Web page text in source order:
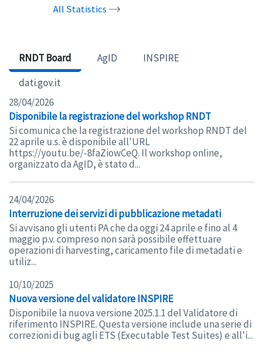
All Statistics
RNDT Board AgID
INSPIRE
dati.gov.it
28/04/2026
Disponibile la registrazione del workshop RNDT
Si comunica che la registrazione del workshop RNDT del
22 aprile u.s. è disponibile all'URL
https://youtu.be/-8faZiowCeQ. Il workshop online,
organizzato da AgID, è stato d...
24/04/2026
Interruzione dei servizi di pubblicazione metadati
Si avvisano gli utenti PA che da oggi 24 aprile e fino al 4
maggio p.v. compreso non sarà possibile effettuare
operazioni di harvesting, caricamento file di metadati e
utiliz...
10/10/2025
Nuova versione del validatore INSPIRE
Disponibile la nuova versione 2025.1.1 del Validatore di
riferimento INSPIRE. Questa versione include una serie di
correzioni di bug agli ETS (Executable Test Suites) e all'i...